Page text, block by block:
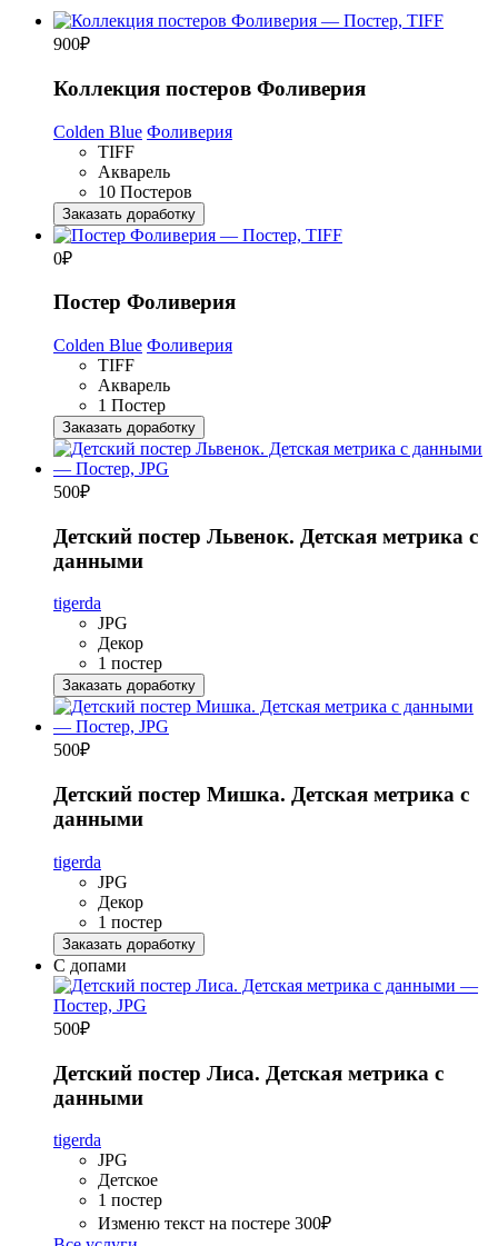
900₽
Коллекция постеров Фоливерия
Colden Blue Фоливерия
TIFF
Акварель
10 Постеров
Заказать доработку
0₽
Постер Фоливерия
Colden Blue Фоливерия
TIFF
Акварель
1 Постер
Заказать доработку
500₽
Детский постер Львенок. Детская метрика с
данными
tigerda
JPG
Декор
1 постер
Заказать доработку
500₽
Детский постер Мишка. Детская метрика с
данными
tigerda
JPG
Декор
1 постер
Заказать доработку
С допами
500₽
Детский постер Лиса. Детская метрика с
данными
tigerda
JPG
Детское
1 постер
Изменю текст на постере 300₽